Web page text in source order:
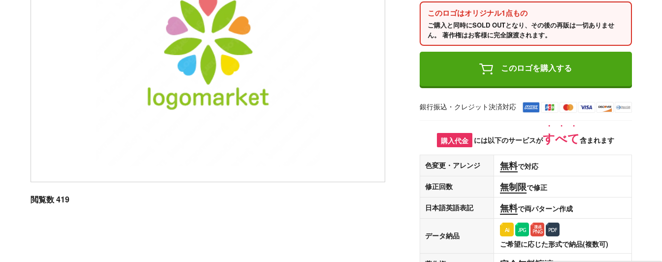
閲覧数 419
このロゴはオリジナル1点もの
ご購入と同時にSOLD OUTとなり、その後の再販は一切ありませ
ん。 著作権はお客様に完全譲渡されます。
このロゴを購入する
銀行振込・クレジット決済対応
購入代金 には以下のサービスがすべて含まれます
色変更・アレンジ 無料で対応
修正回数 無制限で修正
日本語英語表記 無料で両パターン作成
データ納品
ご希望に応じた形式で納品(複数可)